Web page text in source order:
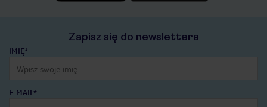
Zapisz się do newslettera
IMIĘ*
E-MAIL*